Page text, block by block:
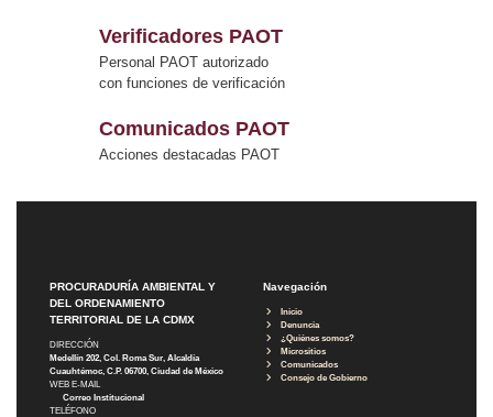
Verificadores PAOT
Personal PAOT autorizado
con funciones de verificación
Comunicados PAOT
Acciones destacadas PAOT
PROCURADURÍA AMBIENTAL Y
DEL ORDENAMIENTO
TERRITORIAL DE LA CDMX
DIRECCIÓN
Medellín 202, Col. Roma Sur, Alcaldía
Cuauhtémoc, C.P. 06700, Ciudad de México
WEB E-MAIL
Correo Institucional
TELÉFONO
Navegación
Inicio
Denuncia
¿Quiénes somos?
Micrositios
Comunicados
Consejo de Gobierno